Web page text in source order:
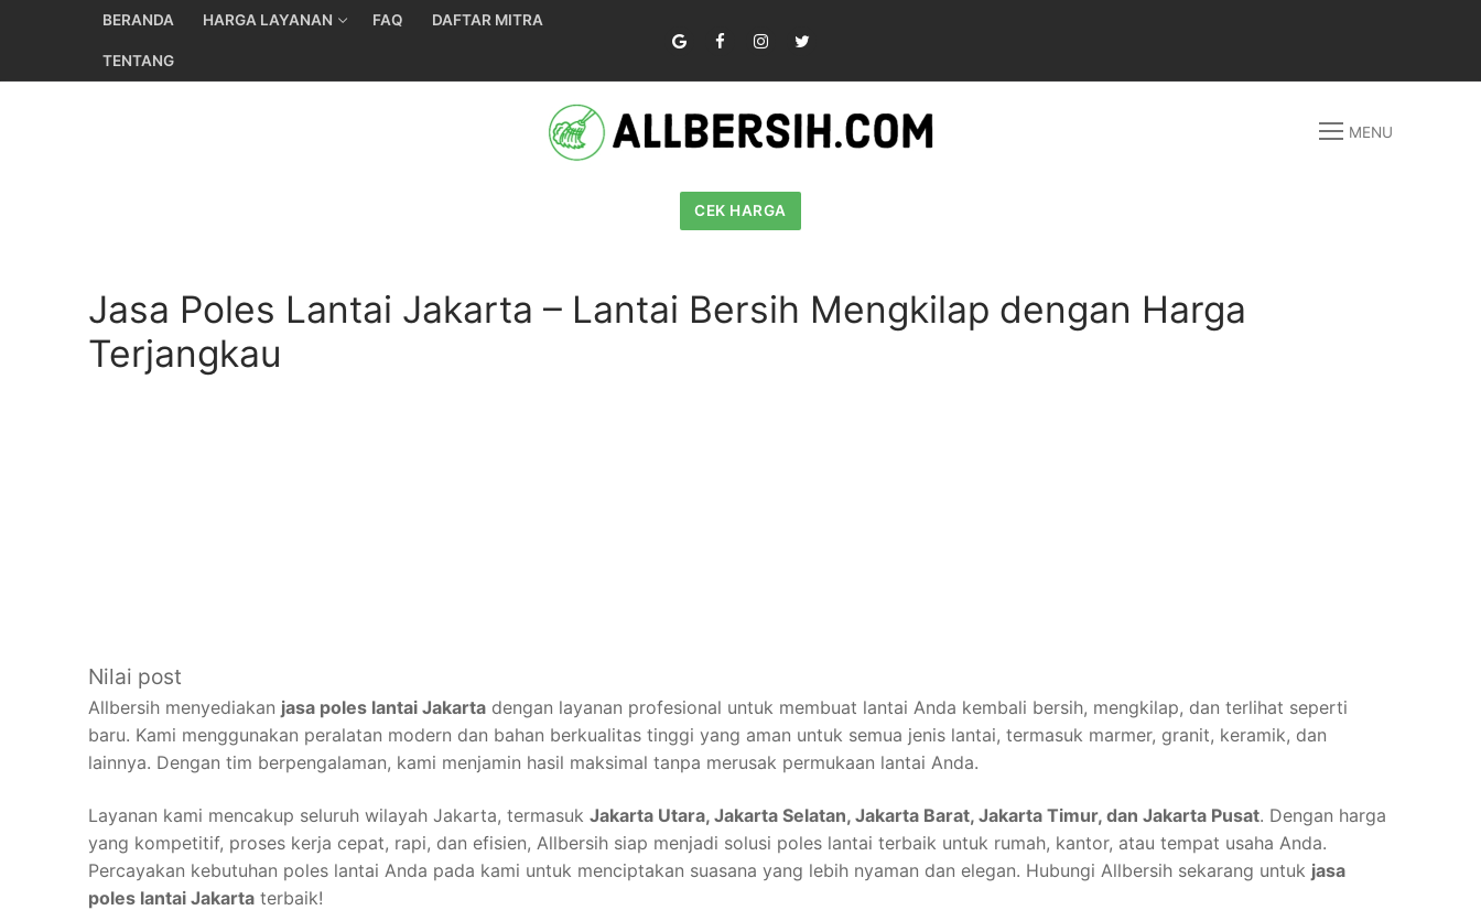
BERANDA HARGA LAYANAN FAQ DAFTAR MITRA
TENTANG
MENU
CEK HARGA
Jasa Poles Lantai Jakarta – Lantai Bersih Mengkilap dengan Harga
Terjangkau
Nilai post
Allbersih menyediakan jasa poles lantai Jakarta dengan layanan profesional untuk membuat lantai Anda kembali bersih, mengkilap, dan terlihat seperti
baru. Kami menggunakan peralatan modern dan bahan berkualitas tinggi yang aman untuk semua jenis lantai, termasuk marmer, granit, keramik, dan
lainnya. Dengan tim berpengalaman, kami menjamin hasil maksimal tanpa merusak permukaan lantai Anda.
Layanan kami mencakup seluruh wilayah Jakarta, termasuk Jakarta Utara, Jakarta Selatan, Jakarta Barat, Jakarta Timur, dan Jakarta Pusat. Dengan harga
yang kompetitif, proses kerja cepat, rapi, dan efisien, Allbersih siap menjadi solusi poles lantai terbaik untuk rumah, kantor, atau tempat usaha Anda.
Percayakan kebutuhan poles lantai Anda pada kami untuk menciptakan suasana yang lebih nyaman dan elegan. Hubungi Allbersih sekarang untuk jasa
poles lantai Jakarta terbaik!